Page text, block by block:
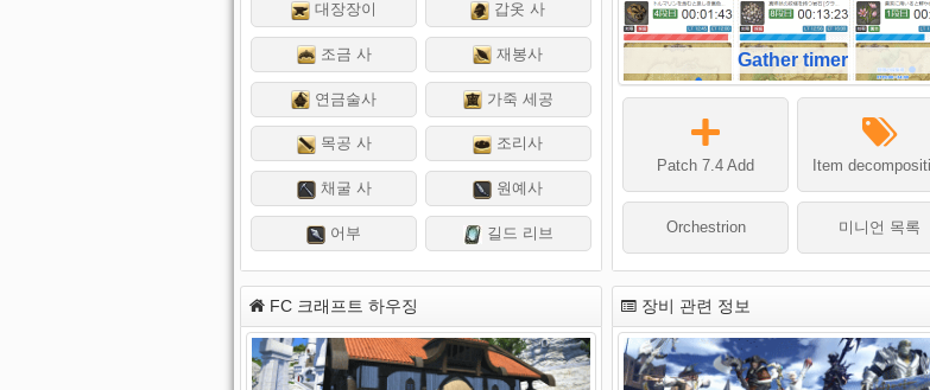
대장장이 갑옷 사
조금 사 재봉사
연금술사 가죽 세공
목공 사 조리사
채굴 사 원예사
어부 길드 리브
Gather timer
Patch 7.4 Add Item
Orchestrion 미니언 목록
FC 크래프트 하우징 장비 관련 정보